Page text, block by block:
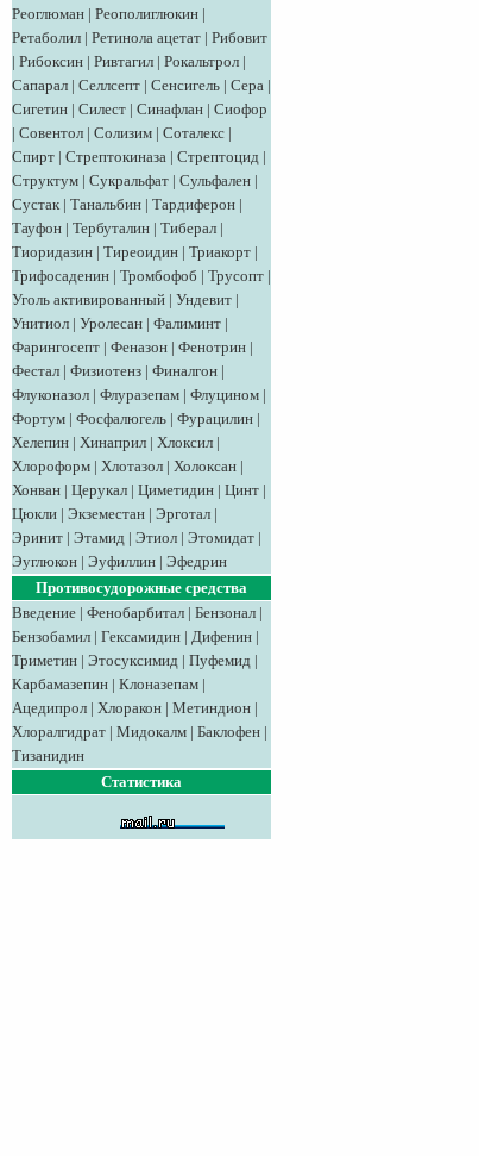
Реоглюман | Реополиглюкин |
Ретаболил | Ретинола ацетат | Рибовит
| Рибоксин | Ривтагил | Рокальтрол |
Сапарал | Селлсепт | Сенсигель | Сера |
Сигетин | Силест | Синафлан | Сиофор
| Совентол | Солизим | Соталекс |
Спирт | Стрептокиназа | Стрептоцид |
Структум | Сукральфат | Сульфален |
Сустак | Танальбин | Тардиферон |
Тауфон | Тербуталин | Тиберал |
Тиоридазин | Тиреоидин | Триакорт |
Трифосаденин | Тромбофоб | Трусопт |
Уголь активированный | Ундевит |
Унитиол | Уролесан | Фалиминт |
Фарингосепт | Феназон | Фенотрин |
Фестал | Физиотенз | Финалгон |
Флуконазол | Флуразепам | Флуцином |
Фортум | Фосфалюгель | Фурацилин |
Хелепин | Хинаприл | Хлоксил |
Хлороформ | Хлотазол | Холоксан |
Хонван | Церукал | Циметидин | Цинт |
Цюкли | Экземестан | Эрготал |
Эринит | Этамид | Этиол | Этомидат |
Эуглюкон | Эуфиллин | Эфедрин
Противосудорожные средства
Введение | Фенобарбитал | Бензонал |
Бензобамил | Гексамидин | Дифенин |
Триметин | Этосуксимид | Пуфемид |
Карбамазепин | Клоназепам |
Ацедипрол | Хлоракон | Метиндион |
Хлоралгидрат | Мидокалм | Баклофен |
Тизанидин
Статистика